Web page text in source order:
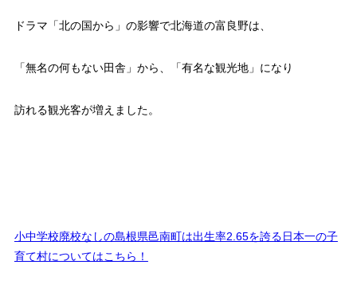
ドラマ「北の国から」の影響で北海道の富良野は、
「無名の何もない田舎」から、「有名な観光地」になり
訪れる観光客が増えました。
小中学校廃校なしの島根県邑南町は出生率2.65を誇る日本一の子
育て村についてはこちら！